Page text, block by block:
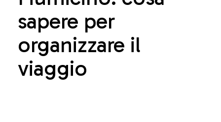
sapere per
organizzare il
viaggio